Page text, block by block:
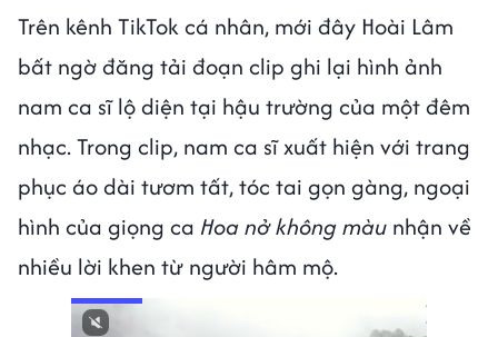
Trên kênh TikTok cá nhân, mới đây Hoài Lâm
bất ngờ đăng tải đoạn clip ghi lại hình ảnh
nam ca sĩ lộ diện tại hậu trường của một đêm
nhạc. Trong clip, nam ca sĩ xuất hiện với trang
phục áo dài tươm tất, tóc tai gọn gàng, ngoại
hình của giọng ca Hoa nở không màu nhận về
nhiều lời khen từ người hâm mộ.